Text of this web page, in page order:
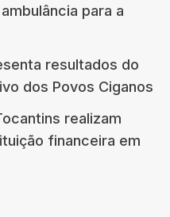
para a
resultados do
dos Povos Ciganos
realizam
financeira em